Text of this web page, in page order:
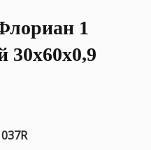
1
30x60x0,9